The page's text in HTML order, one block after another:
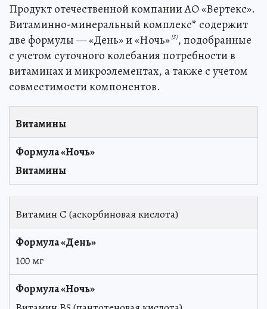
Продукт отечественной компании АО «Вертекс».
Витаминно-минеральный комплекс* содержит
две формулы — «День» и «Ночь» [5], подобранные
с учетом суточного колебания потребности в
витаминах и микроэлементах, а также с учетом
совместимости компонентов.
Витамины
Витамины
Витамин С (аскорбиновая кислота)
100 мг